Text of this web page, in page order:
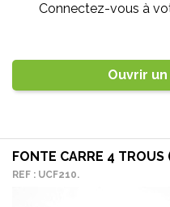
Connectez-vous à
Ouvrir
FONTE CARRE 4
REF : UCF210.